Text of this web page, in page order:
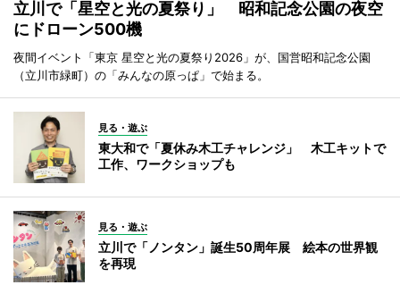
立川で「星空と光の夏祭り」 昭和記念公園の夜空
にドローン500機
夜間イベント「東京 星空と光の夏祭り2026」が、国営昭和記念公園
（立川市緑町）の「みんなの原っぱ」で始まる。
見る・遊ぶ
東大和で「夏休み木工チャレンジ」 木工キットで
工作、ワークショップも
見る・遊ぶ
立川で「ノンタン」誕生50周年展 絵本の世界観
を再現